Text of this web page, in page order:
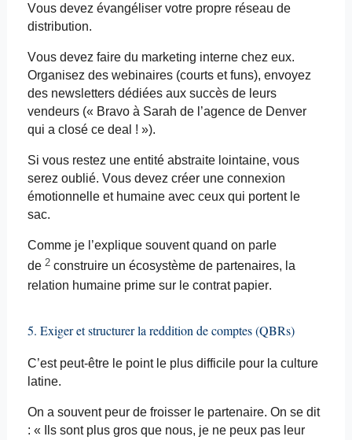
Vous devez évangéliser votre propre réseau de
distribution.
Vous devez faire du marketing interne chez eux.
Organisez des webinaires (courts et funs), envoyez
des newsletters dédiées aux succès de leurs
vendeurs (« Bravo à Sarah de l’agence de Denver
qui a closéce deal ! »).
Si vous restez une entité abstraite lointaine, vous
serez oublié. Vous devez créer une connexion
émotionnelle et humaine avec ceux qui portent le
sac.
Comme je l’explique souvent quand on parle
de 2construire un écosystème de partenaires, la
relation humaine prime sur le contrat papier.
5. Exiger et structurer la reddition de comptes (QBRs)
C’est peut-être le point le plus difficile pour la culture
latine.
On a souvent peurde froisser le partenaire. On se dit
: « Ils sont plus gros que nous, je ne peux pas leur